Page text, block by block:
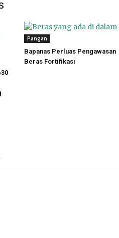
Pangan
Bapanas Perluas Pengawasan
Beras Fortifikasi